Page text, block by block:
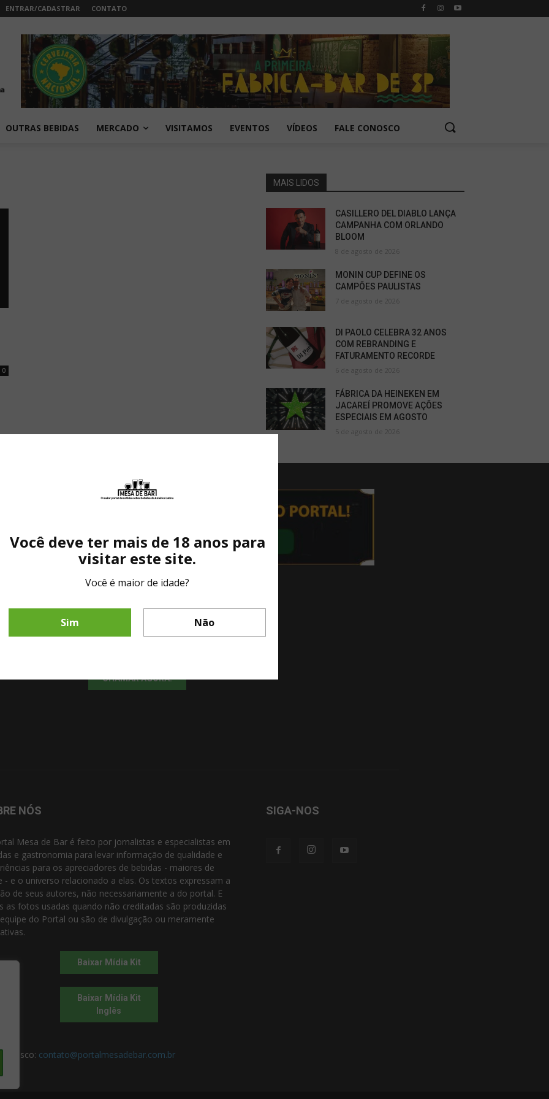
ENTRAR/CADASTRAR CONTATO
OUTRAS BEBIDAS MERCADO VISITAMOS EVENTOS VÍDEOS FALE CONOSCO
0
MAIS LIDOS
CASILLERO DEL DIABLO LANÇA
CAMPANHA COM ORLANDO
BLOOM
8 de agosto de 2026
MONIN CUP DEFINE OS
CAMPÕES PAULISTAS
7 de agosto de 2026
DI PAOLO CELEBRA 32 ANOS
COM REBRANDING E
FATURAMENTO RECORDE
6 de agosto de 2026
FÁBRICA DA HEINEKEN EM
JACAREÍ PROMOVE AÇÕES
ESPECIAIS EM AGOSTO
5 de agosto de 2026
Fale diretamente com nosso representante comercial por whatsapp.
CHAMAR AGORA!
Você deve ter mais de 18 anos para
visitar este site.
Você é maior de idade?
Sim Não
NÓS
Mesa de Bar é feito por jornalistas e especialistas em
e gastronomia para levar informação de qualidade e
para os apreciadores de bebidas - maiores de
- e o universo relacionado a elas. Os textos expressam a
de seus autores, não necessariamente a do portal. E
as fotos usadas quando não creditadas são produzidas
do Portal ou são de divulgação ou meramente
Baixar Mídia Kit
Baixar Mídia Kit
Inglês
contato@portalmesadebar.com.br
SIGA-NOS